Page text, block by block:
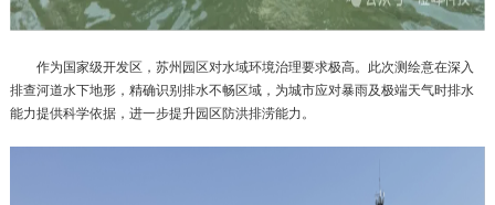
作为国家级开发区，苏州园区对水域环境治理要求极高。此次测绘意在深入
排查河道水下地形，精确识别排水不畅区域，为城市应对暴雨及极端天气时排水
能力提供科学依据，进一步提升园区防洪排涝能力。